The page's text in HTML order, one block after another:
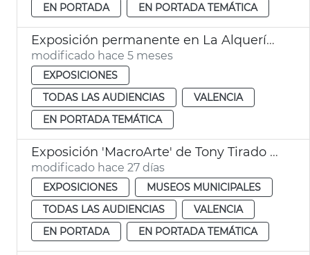
EN PORTADA
EN PORTADA TEMÁTICA
Exposición permanente en La Alquería de Félix
modificado hace 5 meses
EXPOSICIONES
TODAS LAS AUDIENCIAS
VALENCIA
EN PORTADA TEMÁTICA
Exposición 'MacroArte' de Tony Tirado - El Paleontològic
modificado hace 27 días
EXPOSICIONES
MUSEOS MUNICIPALES
TODAS LAS AUDIENCIAS
VALENCIA
EN PORTADA
EN PORTADA TEMÁTICA